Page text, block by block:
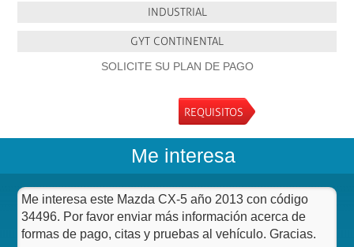
INDUSTRIAL
GYT CONTINENTAL
SOLICITE SU PLAN DE PAGO
REQUISITOS
Me interesa